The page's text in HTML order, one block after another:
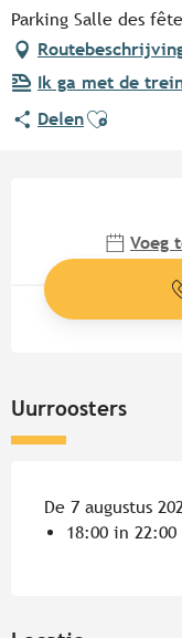
Parking Salle des
Ik ga met de
DelenAjouter aux
Voeg
Uurroosters
De 7 augustus
18:00 in 22:00